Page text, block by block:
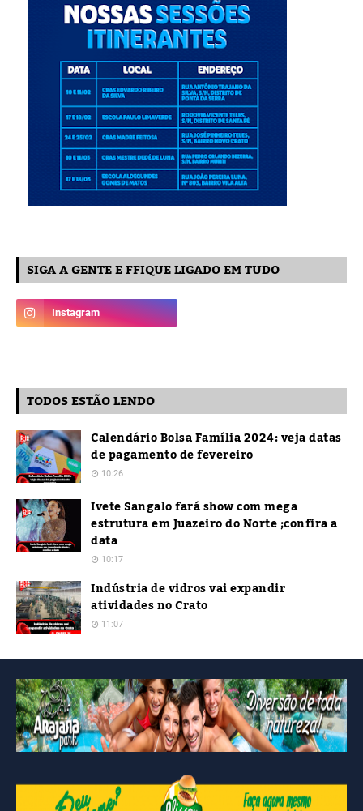
SIGA A GENTE E FFIQUE LIGADO EM TUDO
TODOS ESTÃO LENDO
Calendário Bolsa Família 2024: veja datas
de pagamento de fevereiro
10:26
Ivete Sangalo fará show com mega
estrutura em Juazeiro do Norte ;confira a
data
10:17
Indústria de vidros vai expandir
atividades no Crato
11:07